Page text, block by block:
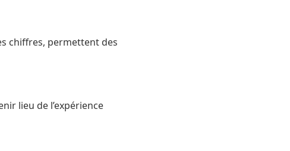
chiffres, permettent des
lieu de l’expérience